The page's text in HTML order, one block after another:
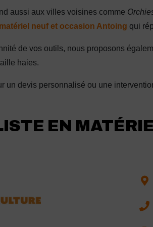
aussi aux villes voisines comme
neuf et occasion Antoing qui
de vos outils, nous proposons
haies.
un devis personnalisé ou une
EN